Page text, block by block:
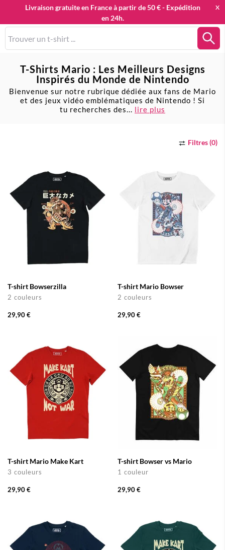
Livraison gratuite en France à partir de 50 € - Expédition
en 24h.
X
T-Shirts Mario : Les Meilleurs Designs
Inspirés du Monde de Nintendo
Bienvenue sur notre rubrique dédiée aux fans de Mario
et des jeux vidéo emblématiques de Nintendo ! Si
tu recherches des... lire plus
Filtres (0)
T-shirt Bowserzilla
2 couleurs
29,90 €
T-shirt Mario Bowser
2 couleurs
29,90 €
T-shirt Mario Make Kart
3 couleurs
29,90 €
T-shirt Bowser vs Mario
1 couleur
29,90 €